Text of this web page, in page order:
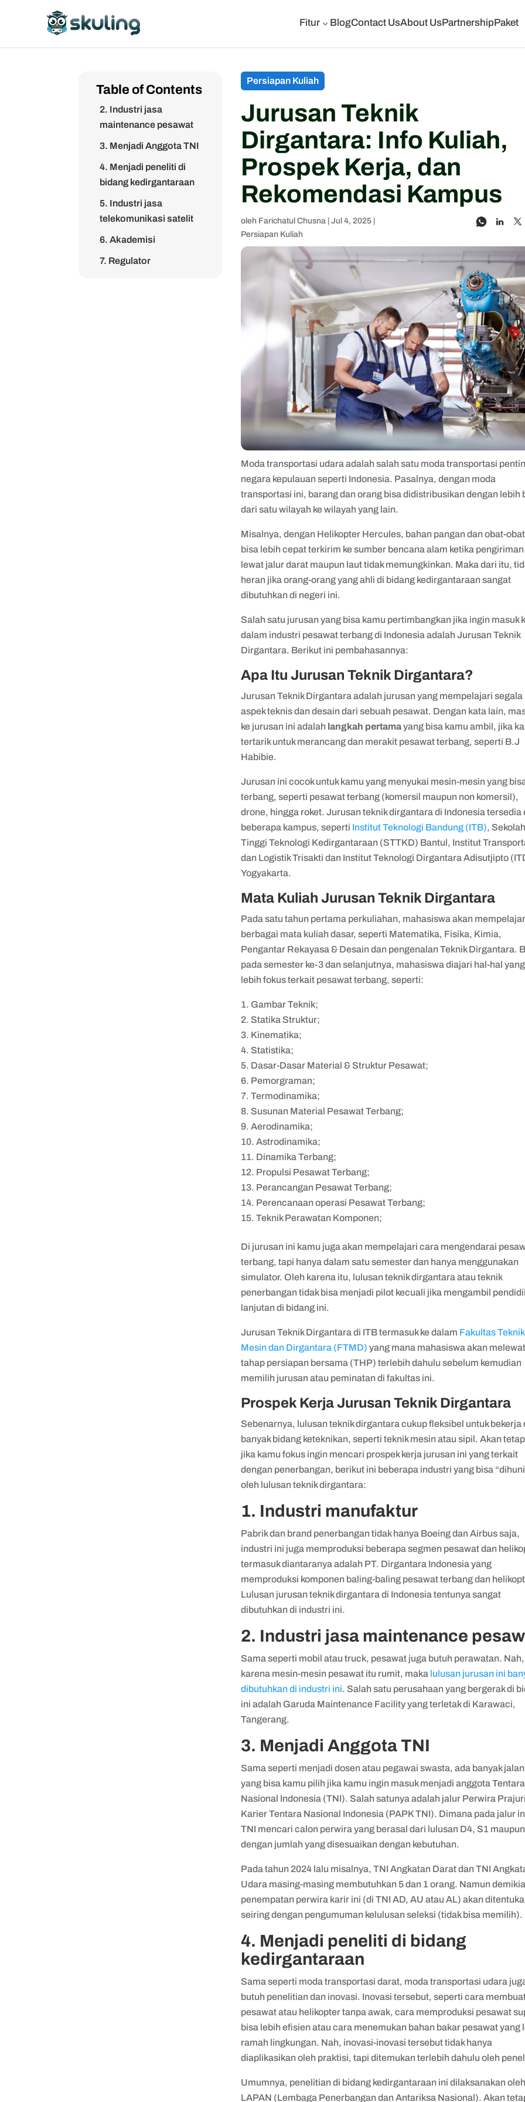
Fitur3 BlogContact UsAbout UsPartnershipPaket
Table of Contents
1. Industri manufaktur
2. Industri jasa
maintenance pesawat
3. Menjadi Anggota TNI
4. Menjadi peneliti di
bidang kedirgantaraan
5. Industri jasa
telekomunikasi satelit
6. Akademisi
7. Regulator
Persiapan Kuliah
Jurusan Teknik
Dirgantara: Info Kuliah,
Prospek Kerja, dan
Rekomendasi Kampus
oleh Farichatul Chusna |Jul 4, 2025
Persiapan Kuliah
Moda transportasi udara adalah salah satu moda transportasi
negara kepulauan seperti Indonesia. Pasalnya, dengan moda
transportasi ini, barang dan orang bisa didistribusikan dengan lebih
dari satu wilayah ke wilayah yang lain.
Misalnya, dengan Helikopter Hercules, bahan pangan dan obat-
bisa lebih cepat terkirim ke sumber bencana alam ketika pengiriman
lewat jalur darat maupun laut tidak memungkinkan. Maka dari itu,
heran jika orang-orang yang ahli di bidang kedirgantaraan sangat
dibutuhkan di negeri ini.
Salah satu jurusan yang bisa kamu pertimbangkan jika ingin masuk
dalam industri pesawat terbang di Indonesia adalah Jurusan Teknik
Dirgantara. Berikut ini pembahasannya:
Apa Itu Jurusan Teknik Dirgantara?
Jurusan Teknik Dirgantara adalah jurusan yang mempelajari segala
aspek teknis dan desain dari sebuah pesawat. Dengan kata lain,
ke jurusan ini adalah langkah pertamayang bisa kamu ambil, jika
tertarik untuk merancang dan merakit pesawat terbang, seperti B.J
Habibie.
Jurusan ini cocok untuk kamu yang menyukai mesin-mesin yang
terbang, seperti pesawat terbang (komersil maupun non komersil),
drone, hingga roket. Jurusan teknik dirgantara di Indonesia tersedia
beberapa kampus, seperti Institut Teknologi Bandung (ITB), Sekolah
Tinggi Teknologi Kedirgantaraan (STTKD) Bantul, Institut
dan Logistik Trisakti dan Institut Teknologi Dirgantara Adisutjipto
Yogyakarta.
Mata Kuliah Jurusan Teknik Dirgantara
Pada satu tahun pertama perkuliahan, mahasiswa akan
berbagai mata kuliah dasar, seperti Matematika, Fisika, Kimia,
Pengantar Rekayasa & Desain dan pengenalan Teknik Dirgantara.
pada semester ke-3 dan selanjutnya, mahasiswa diajari hal-hal yang
lebih fokus terkait pesawat terbang, seperti:
Gambar Teknik;
Statika Struktur;
Kinematika;
Statistika;
Dasar-Dasar Material & Struktur Pesawat;
Pemorgraman;
Termodinamika;
Susunan Material Pesawat Terbang;
Aerodinamika;
Astrodinamika;
Dinamika Terbang;
Propulsi Pesawat Terbang;
Perancangan Pesawat Terbang;
Perencanaan operasi Pesawat Terbang;
Teknik Perawatan Komponen;
Di jurusan ini kamu juga akan mempelajari cara mengendarai
terbang, tapi hanya dalam satu semester dan hanya menggunakan
simulator. Oleh karena itu, lulusan teknik dirgantara atau teknik
penerbangan tidak bisa menjadi pilot kecuali jika mengambil
lanjutan di bidang ini.
Jurusan Teknik Dirgantara di ITB termasuk ke dalam Fakultas Teknik
Mesin dan Dirgantara (FTMD) yang mana mahasiswa akan
tahap persiapan bersama (THP) terlebih dahulu sebelum kemudian
memilih jurusan atau peminatan di fakultas ini.
Prospek Kerja Jurusan Teknik Dirgantara
Sebenarnya, lulusan teknik dirgantara cukup fleksibel untuk bekerja
banyak bidang keteknikan, seperti teknik mesin atau sipil. Akan
jika kamu fokus ingin mencari prospek kerja jurusan ini yang terkait
dengan penerbangan, berikut ini beberapa industri yang bisa
oleh lulusan teknik dirgantara:
1. Industri manufaktur
Pabrik dan brand penerbangan tidak hanya Boeing dan Airbus saja,
industri ini juga memproduksi beberapa segmen pesawat dan
termasuk diantaranya adalah PT. Dirgantara Indonesia yang
memproduksi komponen baling-baling pesawat terbang dan
Lulusan jurusan teknik dirgantara di Indonesia tentunya sangat
dibutuhkan di industri ini.
2. Industri jasa maintenance
Sama seperti mobil atau truck, pesawat juga butuh perawatan. Nah,
karena mesin-mesin pesawat itu rumit, maka lulusan jurusan ini
dibutuhkan di industri ini. Salah satu perusahaan yang bergerak di
ini adalah Garuda Maintenance Facility yang terletak di Karawaci,
Tangerang.
3. Menjadi Anggota TNI
Sama seperti menjadi dosen atau pegawai swasta, ada banyak jalan
yang bisa kamu pilih jika kamu ingin masuk menjadi anggota Tentara
Nasional Indonesia (TNI). Salah satunya adalah jalur Perwira
Karier Tentara Nasional Indonesia (PAPK TNI). Dimana pada jalur
TNI mencari calon perwira yang berasal dari lulusan D4, S1
dengan jumlah yang disesuaikan dengan kebutuhan.
Pada tahun 2024 lalu misalnya, TNI Angkatan Darat dan TNI
Udara masing-masing membutuhkan 5 dan 1 orang. Namun
penempatan perwira karir ini (di TNI AD, AU atau AL) akan
seiring dengan pengumuman kelulusan seleksi (tidak bisa memilih).
4. Menjadi peneliti di bidang
kedirgantaraan
Sama seperti moda transportasi darat, moda transportasi udara
butuh penelitian dan inovasi. Inovasi tersebut, seperti cara
pesawat atau helikopter tanpa awak, cara memproduksi pesawat
bisa lebih efisien atau cara menemukan bahan bakar pesawat yang
ramah lingkungan. Nah, inovasi-inovasi tersebut tidak hanya
diaplikasikan oleh praktisi, tapi ditemukan terlebih dahulu oleh
Umumnya, penelitian di bidang kedirgantaraan ini dilaksanakan oleh
LAPAN (Lembaga Penerbangan dan Antariksa Nasional). Akan